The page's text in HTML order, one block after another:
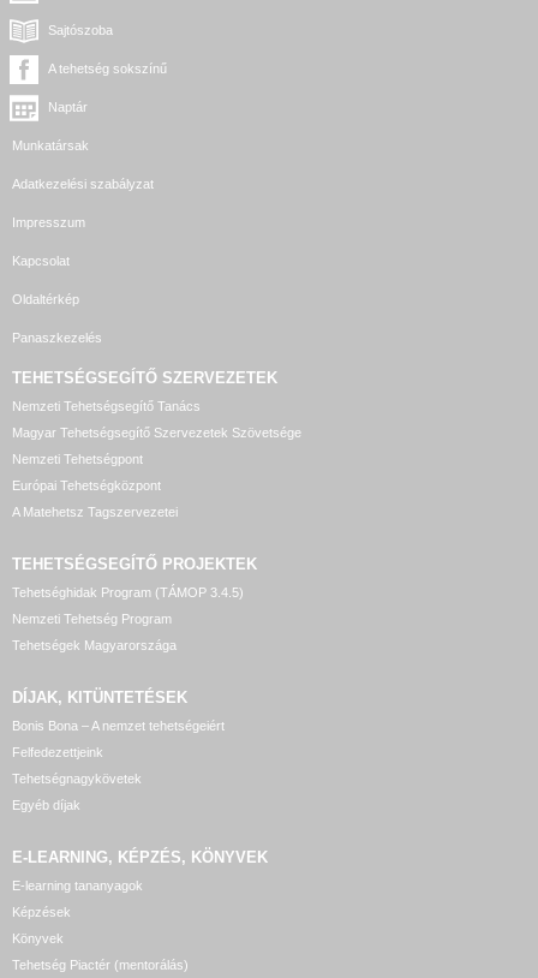
Sajtószoba
A tehetség sokszínű
Naptár
Munkatársak
Adatkezelési szabályzat
Impresszum
Kapcsolat
Oldaltérkép
Panaszkezelés
TEHETSÉGSEGÍTŐ SZERVEZETEK
Nemzeti Tehetségsegítő Tanács
Magyar Tehetségsegítő Szervezetek Szövetsége
Nemzeti Tehetségpont
Európai Tehetségközpont
A Matehetsz Tagszervezetei
TEHETSÉGSEGÍTŐ PROJEKTEK
Tehetséghidak Program (TÁMOP 3.4.5)
Nemzeti Tehetség Program
Tehetségek Magyarországa
DÍJAK, KITÜNTETÉSEK
Bonis Bona – A nemzet tehetségeiért
Felfedezettjeink
Tehetségnagykövetek
Egyéb díjak
E-LEARNING, KÉPZÉS, KÖNYVEK
E-learning tananyagok
Képzések
Könyvek
Tehetség Piactér (mentorálás)